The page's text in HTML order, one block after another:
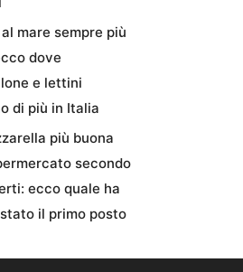
mare sempre più
dove
e lettini
di più in Italia
più buona
secondo
ecco quale ha
il primo posto